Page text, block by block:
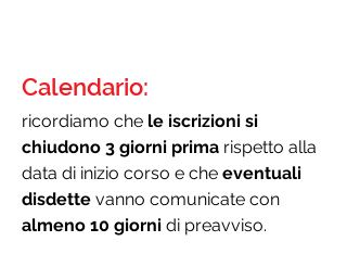
Calendario:
ricordiamo che le iscrizioni si
chiudono 3 giorni prima rispetto alla
data di inizio corso e che eventuali
disdette vanno comunicate con
almeno 10 giorni di preavviso.